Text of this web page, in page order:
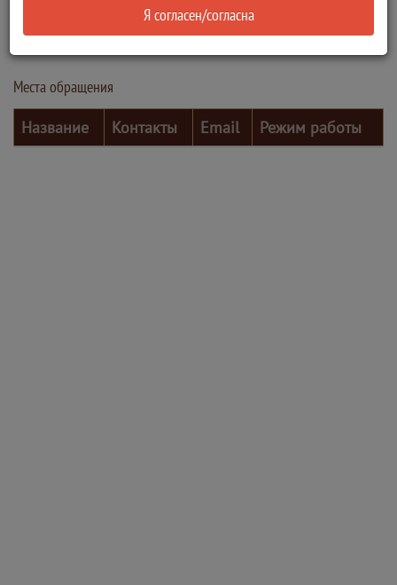
ФИО
Телефон Электронная почта
Места обращения
Название
Контакты Email Режим работы
Я согласен/согласна